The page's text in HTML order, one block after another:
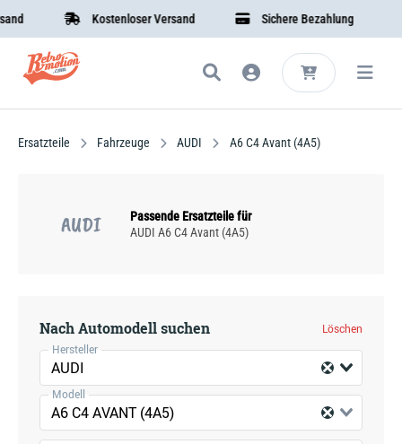
Kostenloser Versand Sichere Bezahlung
Ersatzteile Fahrzeuge AUDI A6 C4 Avant (4A5)
AUDI
Passende Ersatzteile für
AUDI A6 C4 Avant (4A5)
Nach Automodell suchen
Löschen
Hersteller
AUDI
Modell
A6 C4 AVANT (4A5)